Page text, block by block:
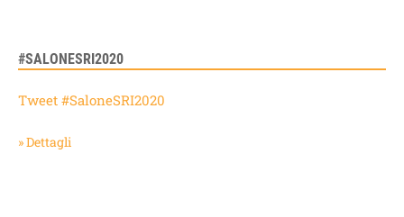
#SALONESRI2020
Tweet #SaloneSRI2020
» Dettagli